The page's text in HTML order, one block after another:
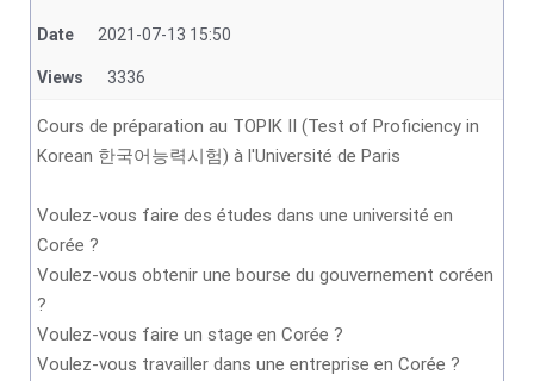
Date 2021-07-13 15:50
Views 3336
Cours de préparation au TOPIK II (Test of Proficiency in
Korean 한국어능력시험) à l'Université de Paris
Voulez-vous faire des études dans une université en
Corée ?
Voulez-vous obtenir une bourse du gouvernement coréen
?
Voulez-vous faire un stage en Corée ?
Voulez-vous travailler dans une entreprise en Corée ?